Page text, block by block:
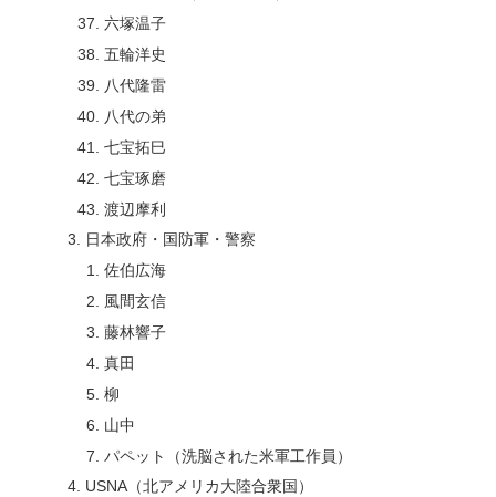
六塚温子
五輪洋史
八代隆雷
八代の弟
七宝拓巳
七宝琢磨
渡辺摩利
日本政府・国防軍・警察
佐伯広海
風間玄信
藤林響子
真田
柳
山中
パペット（洗脳された米軍工作員）
USNA（北アメリカ大陸合衆国）